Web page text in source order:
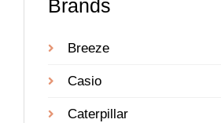
Brands
Breeze
Casio
Caterpillar